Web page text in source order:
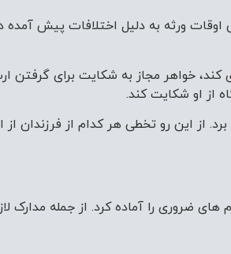
ورثه به دلیل اختلافات پیش آمده
خواهر مجاز به شکایت برای گرفتن
از او شکایت کند.
از این رو تخطی هر کدام از فرزندان
را آماده کرد. از جمله مدارک لازم